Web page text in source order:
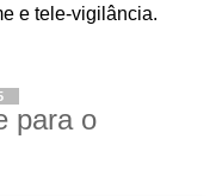
e tele-vigilância.
para o